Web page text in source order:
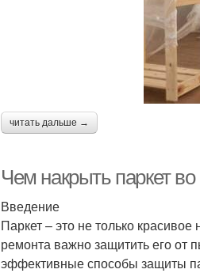
читать дальше →
Чем накрыть паркет
Введение
Паркет – это не только
ремонта важно защитить его от
эффективные способы защиты